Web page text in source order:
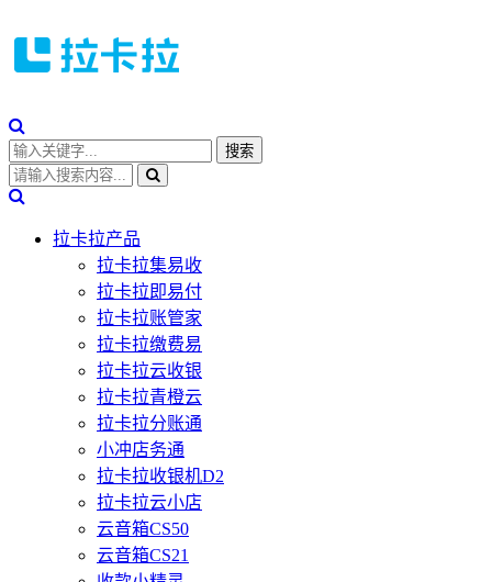
拉卡拉产品
拉卡拉集易收
拉卡拉即易付
拉卡拉账管家
拉卡拉缴费易
拉卡拉云收银
拉卡拉青橙云
拉卡拉分账通
小冲店务通
拉卡拉收银机D2
拉卡拉云小店
云音箱CS50
云音箱CS21